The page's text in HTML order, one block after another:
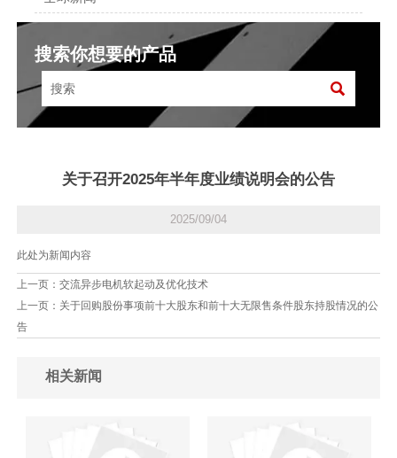
搜索你想要的产品

关于召开2025年半年度业绩说明会的公告
2025/09/04
此处为新闻内容
上一页： 交流异步电机软起动及优化技术
上一页： 关于回购股份事项前十大股东和前十大无限售条件股东持股情况的公
告
相关新闻